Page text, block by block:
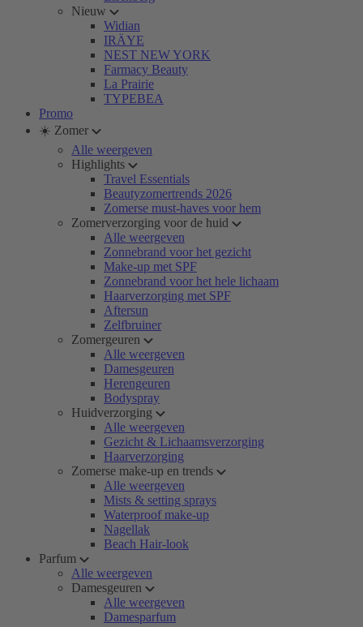
Nieuw
Widian
IRÄYE
NEST NEW YORK
Farmacy Beauty
La Prairie
TYPEBEA
Promo
☀️ Zomer
Alle weergeven
Highlights
Travel Essentials
Beautyzomertrends 2026
Zomerse must-haves voor hem
Zomerverzorging voor de huid
Alle weergeven
Zonnebrand voor het gezicht
Make-up met SPF
Zonnebrand voor het hele lichaam
Haarverzorging met SPF
Aftersun
Zelfbruiner
Zomergeuren
Alle weergeven
Damesgeuren
Herengeuren
Bodyspray
Huidverzorging
Alle weergeven
Gezicht & Lichaamsverzorging
Haarverzorging
Zomerse make-up en trends
Alle weergeven
Mists & setting sprays
Waterproof make-up
Nagellak
Beach Hair-look
Parfum
Alle weergeven
Damesgeuren
Alle weergeven
Damesparfum